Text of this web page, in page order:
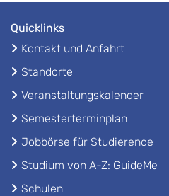
Quicklinks
Kontakt und Anfahrt
Standorte
Veranstaltungskalender
Semesterterminplan
Jobbörse für Studierende
Studium von A-Z: GuideMe
Schulen